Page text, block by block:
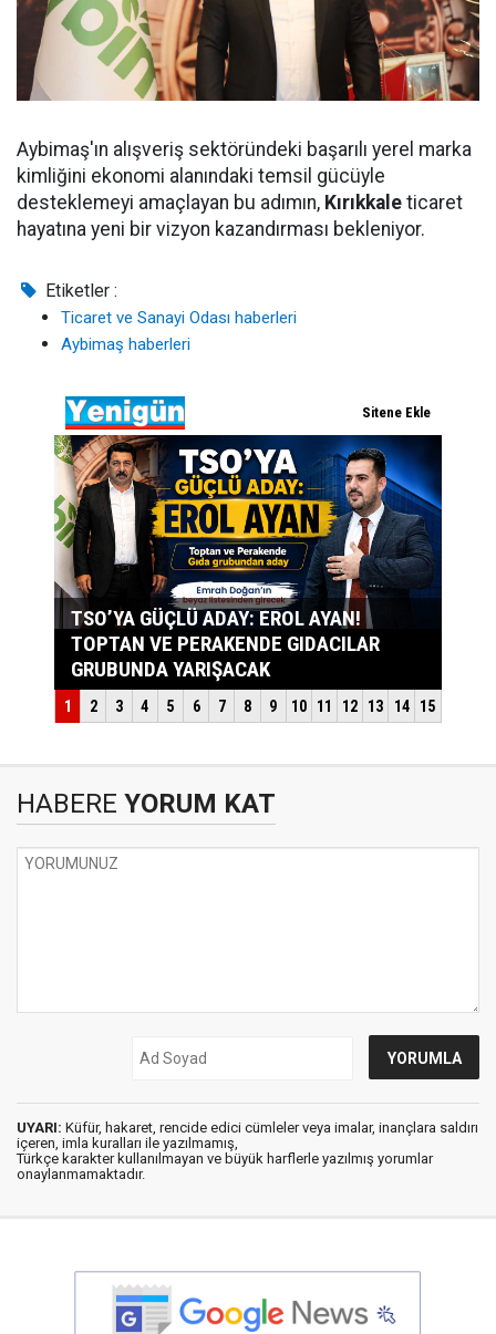
Aybimaş'ın alışveriş sektöründeki başarılı yerel marka
kimliğini ekonomi alanındaki temsil gücüyle
desteklemeyi amaçlayan bu adımın, Kırıkkale ticaret
hayatına yeni bir vizyon kazandırması bekleniyor.
Etiketler :
Ticaret ve Sanayi Odası haberleri
Aybimaş haberleri
HABERE YORUM KAT
UYARI: Küfür, hakaret, rencide edici cümleler veya imalar, inançlara saldırı
içeren, imla kuralları ile yazılmamış,
Türkçe karakter kullanılmayan ve büyük harflerle yazılmış yorumlar
onaylanmamaktadır.